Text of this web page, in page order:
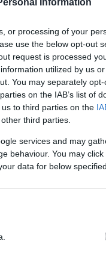
or processing of your
use the below opt-out
request is processed
utilized by us
You may separately
on the IAB’s list of
to third parties on the
third parties.
services and may
behaviour. You may
data for below
dieci principali
Bari, ad
l’attenzione di
per chi
Cornigliano,
ai trasporti
scelta di un
il quartiere
con le
E a